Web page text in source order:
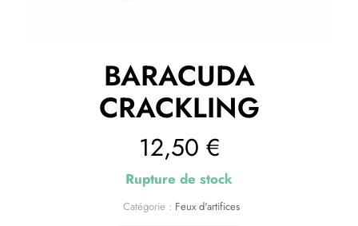
BARACUDA
CRACKLING
12,50 €
Rupture de stock
Catégorie : Feux d'artifices